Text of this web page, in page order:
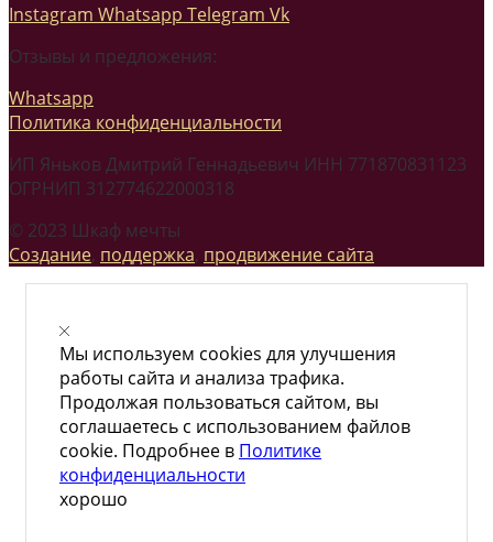
Instagram Whatsapp Telegram Vk
Отзывы и предложения:
Whatsapp
Политика конфиденциальности
ИП Яньков Дмитрий Геннадьевич ИНН 771870831123
ОГРНИП 312774622000318
© 2023 Шкаф мечты
Создание, поддержка, продвижение сайта
Мы используем cookies для улучшения
работы сайта и анализа трафика.
Продолжая пользоваться сайтом, вы
соглашаетесь с использованием файлов
cookie. Подробнее в Политике
конфиденциальности
хорошо